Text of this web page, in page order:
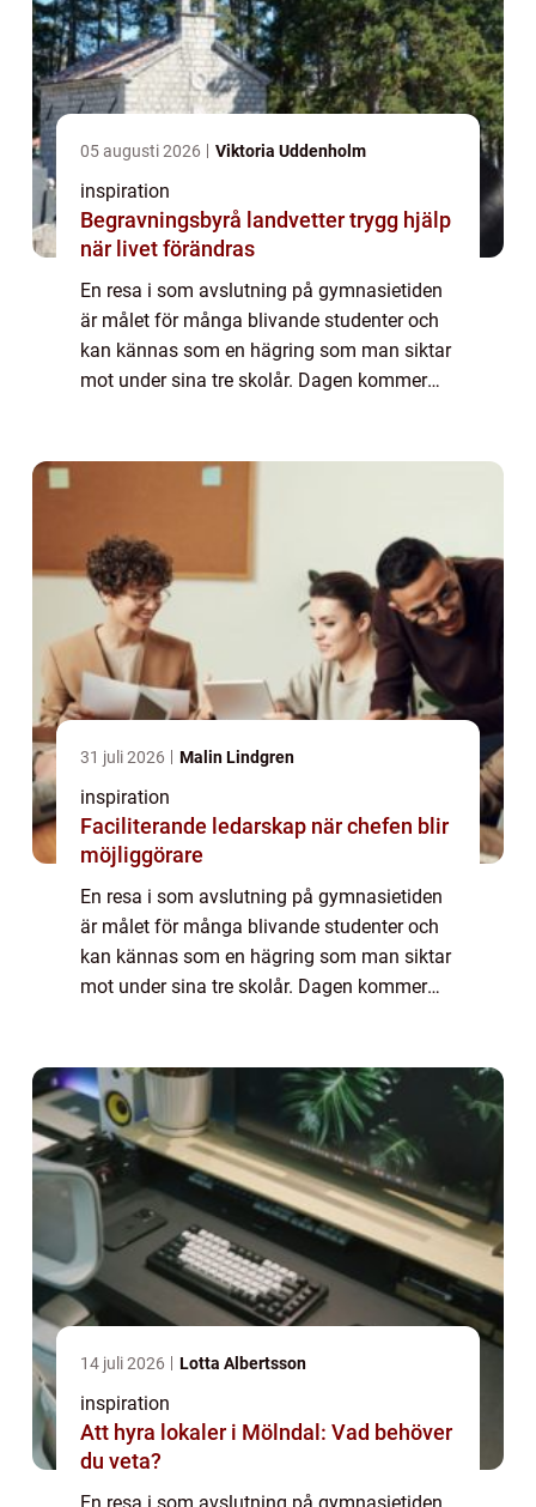
05 augusti 2026 Viktoria Uddenholm
inspiration
Begravningsbyrå landvetter trygg hjälp
när livet förändras
En resa i som avslutning på gymnasietiden
är målet för många blivande studenter och
kan kännas som en hägring som man siktar
mot under sina tre skolår. Dagen kommer
31 juli 2026 Malin Lindgren
inspiration
Faciliterande ledarskap när chefen blir
möjliggörare
En resa i som avslutning på gymnasietiden
är målet för många blivande studenter och
kan kännas som en hägring som man siktar
mot under sina tre skolår. Dagen kommer
14 juli 2026 Lotta Albertsson
inspiration
Att hyra lokaler i Mölndal: Vad behöver
du veta?